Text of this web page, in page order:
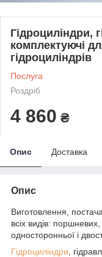
Гідроциліндри,
комплектуючі
гідроциліндрів
Послуга
Роздріб
4 860 ₴
Опис Доставка
Опис
Виготовлення,
всіх видів:
односторонньої і
Гідроциліндри ,